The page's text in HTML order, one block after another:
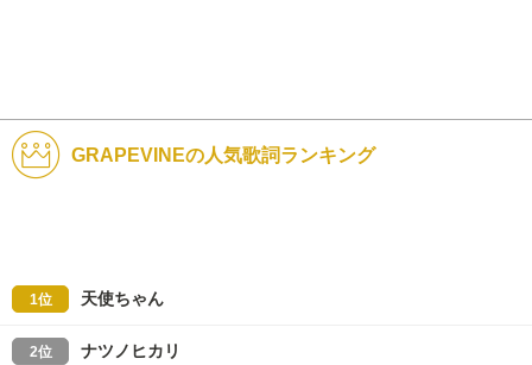
GRAPEVINEの人気歌詞ランキング
1位 天使ちゃん
2位 ナツノヒカリ